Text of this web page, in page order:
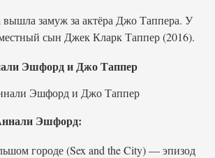
вышла замуж за актёра Джо Таппера. У
сын Джек Кларк Таппер (2016).
Эшфорд и Джо Таппер
Эшфорд:
городе (Sex and the City) — эпизод